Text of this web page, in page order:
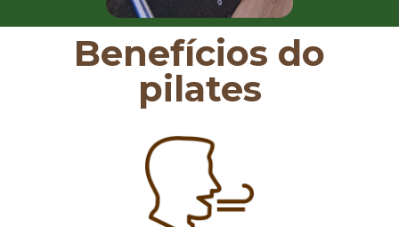
Benefícios do
pilates